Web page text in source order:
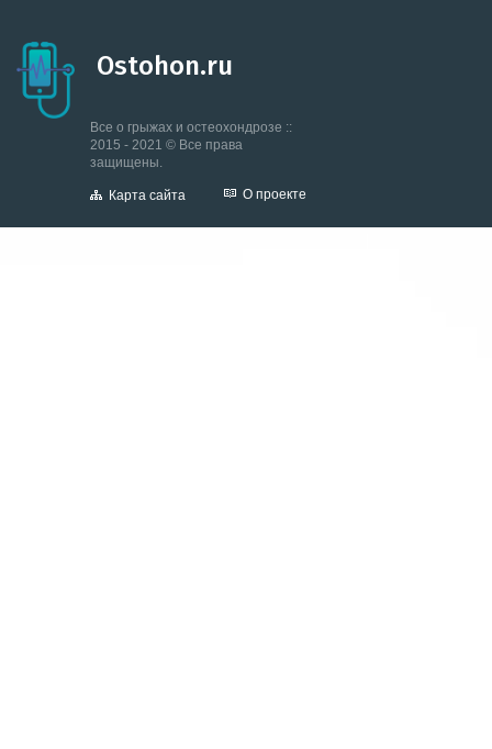
Ostohon.ru
Все о грыжах и остеохондрозе ::
2015 - 2021 © Все права
защищены.
Карта сайта О проекте